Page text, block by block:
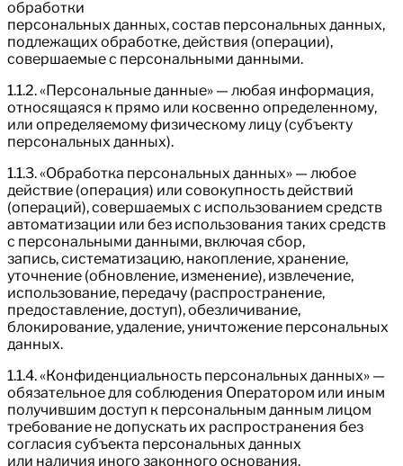
обработки
персональных данных, состав персональных данных,
подлежащих обработке, действия (операции),
совершаемые с персональными данными.
1.1.2. «Персональные данные» — любая информация,
относящаяся к прямо или косвенно определенному,
или определяемому физическому лицу (субъекту
персональных данных).
1.1.3. «Обработка персональных данных» — любое
действие (операция) или совокупность действий
(операций), совершаемых с использованием средств
автоматизации или без использования таких средств
с персональными данными, включая сбор,
запись, систематизацию, накопление, хранение,
уточнение (обновление, изменение), извлечение,
использование, передачу (распространение,
предоставление, доступ), обезличивание,
блокирование, удаление, уничтожение персональных
данных.
1.1.4. «Конфиденциальность персональных данных» —
обязательное для соблюдения Оператором или иным
получившим доступ к персональным данным лицом
требование не допускать их распространения без
согласия субъекта персональных данных
или наличия иного законного основания.